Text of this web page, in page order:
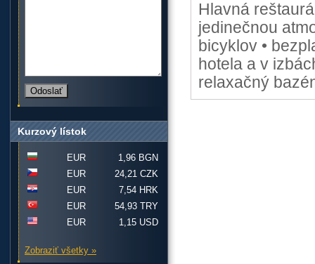
Hlavná
jedinečnou
bicyklov •
hotela a v
relaxačný
Kurzový lístok
EUR
1,96 BGN
EUR
24,21 CZK
EUR
7,54 HRK
EUR
54,93 TRY
EUR
1,15 USD
Zobraziť všetky »